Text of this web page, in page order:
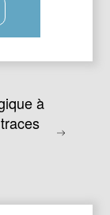
à